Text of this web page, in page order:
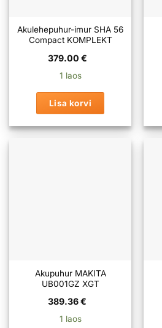
Akulehepuhur-imur SHA 56
Compact KOMPLEKT
379.00 €
1 laos
Lisa korvi
Akupuhur MAKITA
UB001GZ XGT
389.36€
1 laos